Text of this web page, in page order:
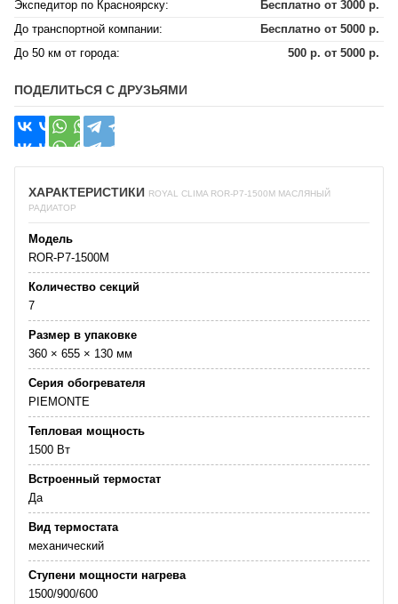
Экспедитор по Красноярску:
Бесплатно от 3000 р.
До транспортной компании:
Бесплатно от 5000 р.
До 50 км от города:
500 р. от 5000 р.
ПОДЕЛИТЬСЯ С ДРУЗЬЯМИ
ХАРАКТЕРИСТИКИ ROYAL CLIMA ROR-P7-1500M МАСЛЯНЫЙ
РАДИАТОР
Модель
ROR-P7-1500M
Количество секций
7
Размер в упаковке
360 × 655 × 130 мм
Серия обогревателя
PIEMONTE
Тепловая мощность
1500 Вт
Встроенный термостат
Да
Вид термостата
механический
Ступени мощности нагрева
1500/900/600